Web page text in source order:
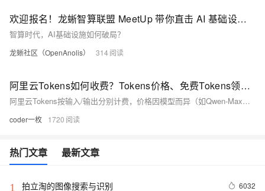
欢迎报名！龙蜥智算联盟 MeetUp 带你直击 AI 基础设施技术最前线
智算时代，AI基础设施如何破局？
龙蜥社区（OpenAnolis） 314
阿里云Tokens如何收费？Tokens价格、免费Tokens领取及万亿Tokens扶持优惠活动全解析
阿里云Tokens按输入/输出分别计费，价格因模型而异（如Qwen-Max：输入2.4元/百万、输出9.6元/百万）。新用户开通百炼可领7000万免费Tokens：https://t.aliyun.com/U/fPVHqY 企业用户还可享万亿Tokens扶持及多重优惠。
coder一枚 1720
热门文章 最新文章
1 拍立淘的图像搜索与识别 6032